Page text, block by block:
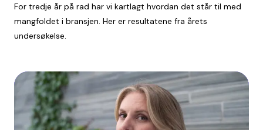
For tredje år på rad har vi kartlagt hvordan det står til med
mangfoldet i bransjen. Her er resultatene fra årets
undersøkelse.